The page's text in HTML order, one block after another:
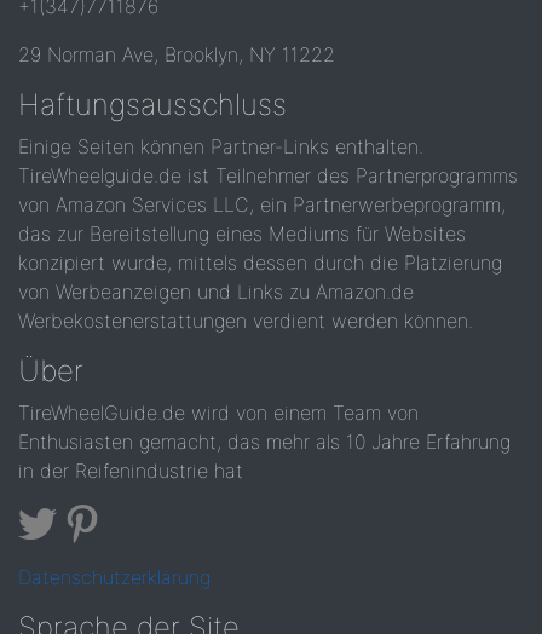
+1(347)7711876
29 Norman Ave, Brooklyn, NY 11222
Haftungsausschluss
Einige Seiten können Partner-Links enthalten.
TireWheelguide.de ist Teilnehmer des Partnerprogramms
von Amazon Services LLC, ein Partnerwerbeprogramm,
das zur Bereitstellung eines Mediums für Websites
konzipiert wurde, mittels dessen durch die Platzierung
von Werbeanzeigen und Links zu Amazon.de
Werbekostenerstattungen verdient werden können.
Über
TireWheelGuide.de wird von einem Team von
Enthusiasten gemacht, das mehr als 10 Jahre Erfahrung
in der Reifenindustrie hat
Datenschutzerklärung